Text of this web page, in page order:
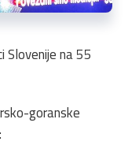
Slovenije na 55
goranske